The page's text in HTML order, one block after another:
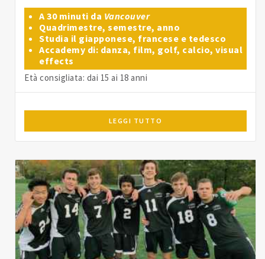
A 30 minuti da Vancouver
Quadrimestre, semestre, anno
Studia il giapponese, francese e tedesco
Accademy di: danza, film, golf, calcio, visual
effects
Età consigliata: dai 15 ai 18 anni
LEGGI TUTTO